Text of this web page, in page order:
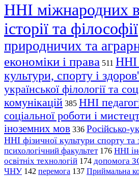
ННІ міжнародних
історії та філософії
природничих та
економіки і права 511 ННІ
культури, спорту і
української філології та
комунікацій 385 ННІ
соціальної роботи і
іноземних мов 336 Російсько-
ННІ фізичної культури спорту та
психологічний факультет 176 ННІ
освітніх технологій 174 допомога
ЧНУ 142 перемога 137 Приймальна